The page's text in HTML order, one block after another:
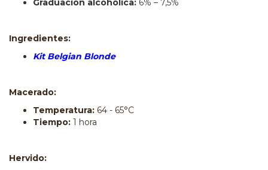
Graduación alcohólica: 6% – 7,5%
Ingredientes:
Kit Belgian Blonde
Macerado:
Temperatura: 64 - 65°C
Tiempo: 1 hora
Hervido: